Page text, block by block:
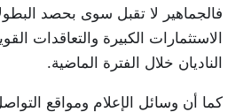
فالجماهير لا تقبل سوى بحصد
الاستثمارات الكبيرة والتعاقدات
الناديان خلال الفترة الماضية.
كما أن وسائل الإعلام ومواقع